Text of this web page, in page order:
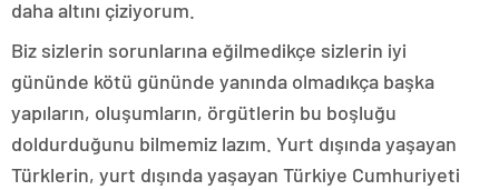
daha altını çiziyorum.
Biz sizlerin sorunlarına eğilmedikçe sizlerin iyi
gününde kötü gününde yanında olmadıkça başka
yapıların, oluşumların, örgütlerin bu boşluğu
doldurduğunu bilmemiz lazım. Yurt dışında yaşayan
Türklerin, yurt dışında yaşayan Türkiye Cumhuriyeti